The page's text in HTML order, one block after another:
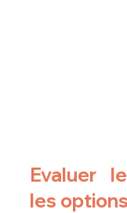
Evaluer
les